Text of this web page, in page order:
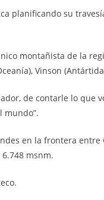
planificando su
montañista de la
Vinson
de contarle lo que
mundo”.
en la frontera entre
msnm.